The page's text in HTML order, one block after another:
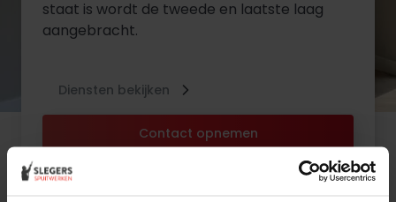
staat is wordt de tweede en laatste laag
aangebracht.
Contact opnemen
Diensten bekijken